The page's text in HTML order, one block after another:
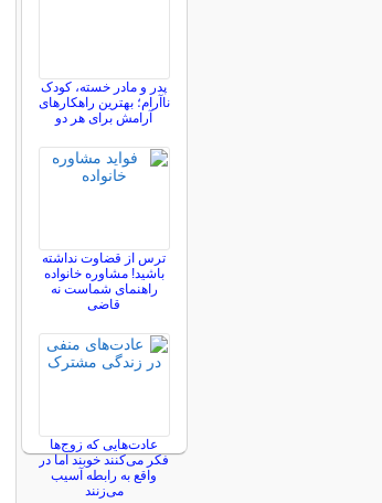
پدر و مادر خسته، کودک
ناآرام؛ بهترین راهکارهای
آرامش برای هر دو
ترس از قضاوت نداشته
باشید! مشاوره خانواده
راهنمای شماست نه
قاضی
عادت‌هایی که زوج‌ها
فکر می‌کنند خوبند اما در
واقع به رابطه آسیب
می‌زنند